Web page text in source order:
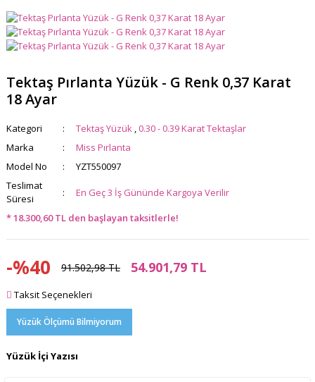
Tektaş Pırlanta Yüzük - G Renk 0,37 Karat
18 Ayar
Kategori Tektaş Yüzük ,0.30 - 0.39 Karat Tektaşlar
Marka
Miss Pırlanta
Model No
YZT550097
Teslimat
Süresi
En Geç 3 İş Gününde Kargoya Verilir
* 18.300,60 TL den başlayan taksitlerle!
-%40 91.502,98 TL 54.901,79 TL
Taksit Seçenekleri
Yüzük Ölçümü Bilmiyorum
Yüzük İçi Yazısı